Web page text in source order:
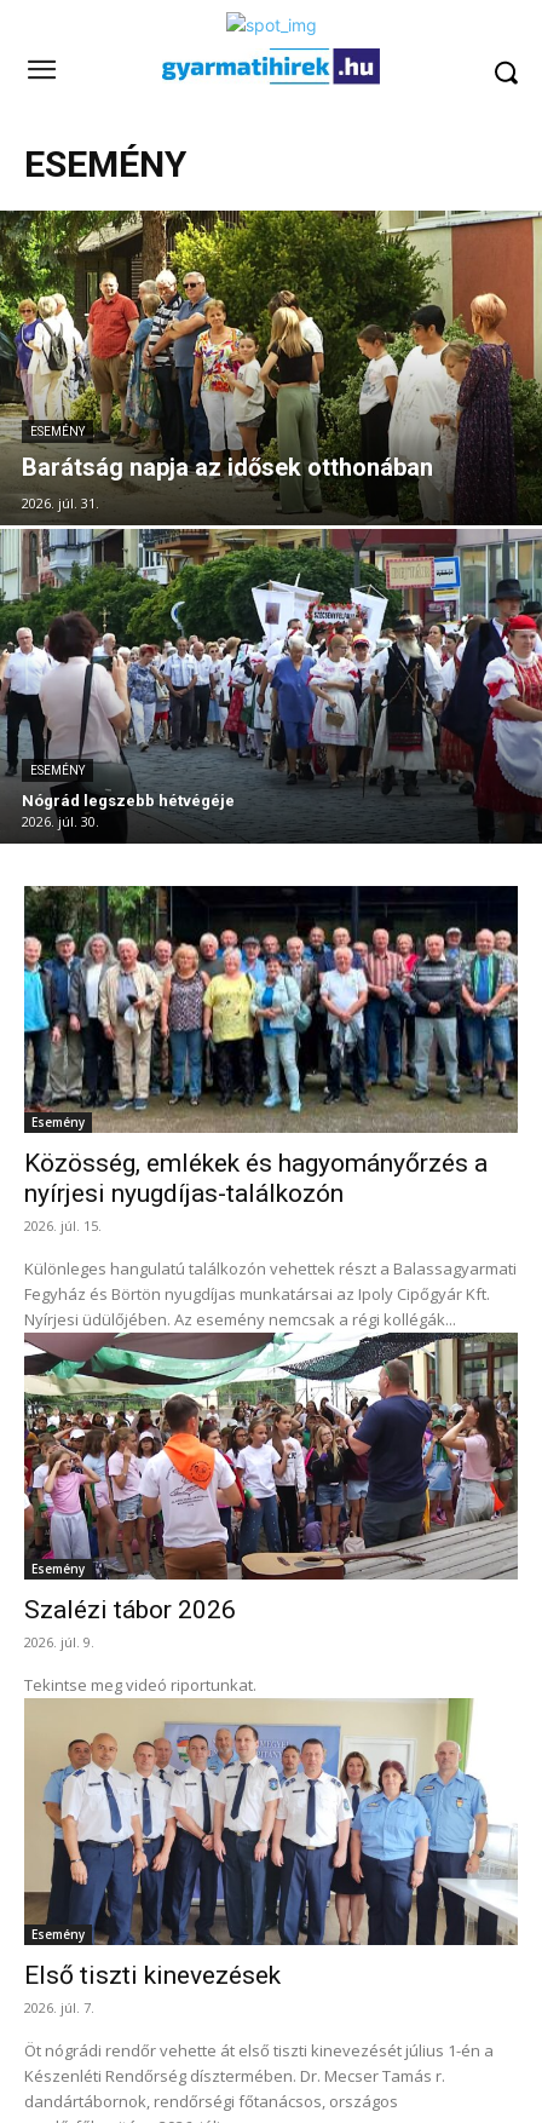
ESEMÉNY
ESEMÉNY
Barátság napja az idősek otthonában
2026. júl. 31.
ESEMÉNY
Nógrád legszebb hétvégéje
2026. júl. 30.
Esemény
Közösség, emlékek és hagyományőrzés a
nyírjesi nyugdíjas-találkozón
2026. júl. 15.
Különleges hangulatú találkozón vehettek részt a Balassagyarmati
Fegyház és Börtön nyugdíjas munkatársai az Ipoly Cipőgyár Kft.
Nyírjesi üdülőjében. Az esemény nemcsak a régi kollégák...
Esemény
Szalézi tábor 2026
2026. júl. 9.
Tekintse meg videó riportunkat.
Esemény
Első tiszti kinevezések
2026. júl. 7.
Öt nógrádi rendőr vehette át első tiszti kinevezését július 1-én a
Készenléti Rendőrség dísztermében. Dr. Mecser Tamás r.
dandártábornok, rendőrségi főtanácsos, országos